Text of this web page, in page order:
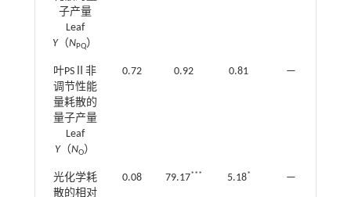
子产量
Leaf
Y（NPQ）
叶PSⅡ非
调节性能
量耗散的
量子产量
Leaf
Y（NO）
0.72 0.92 0.81 —
光化学耗
散的相对
0.08 79.17*** 5.18* —